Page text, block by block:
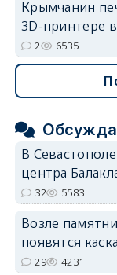
Крымчанин
3D-принтере
2 6535
В
центра
32 5583
Возле
появятся
29 4231